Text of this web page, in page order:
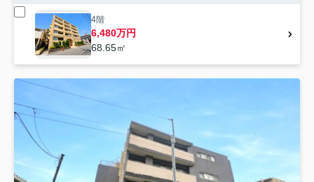
4階
6,480万円
68.65㎡